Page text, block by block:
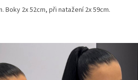
Boky 2x 52cm, při natažení 2x 59cm.